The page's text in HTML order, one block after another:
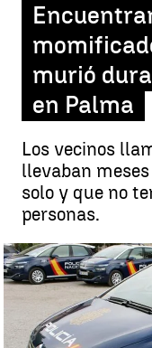
murió
en Palma
Los vecinos
llevaban
solo y que no
personas.
Encuentran el